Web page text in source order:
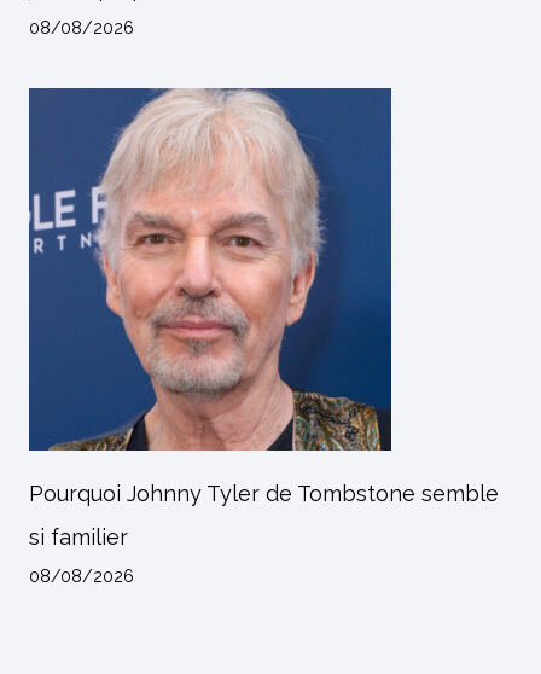
08/08/2026
Pourquoi Johnny Tyler de Tombstone semble
si familier
08/08/2026